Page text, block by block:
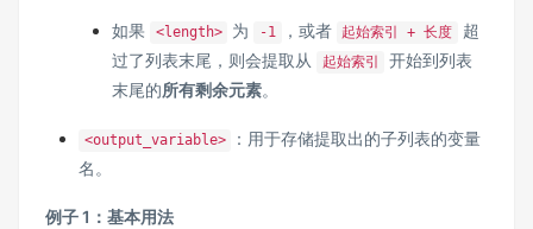
如果 <length> 为 -1 ，或者 起始索引 + 长度
超
过了列表末尾，则会提取从
起始索引
开始到列表
末尾的所有剩余元素。
<output_variable>
：用于存储提取出的子列表的变量
名。
例子 1：基本用法